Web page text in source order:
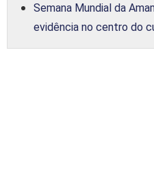
Semana Mundial da
evidência no centro do